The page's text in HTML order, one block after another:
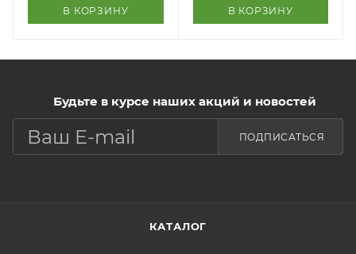
В КОРЗИНУ В КОРЗИНУ
Будьте в курсе наших акций и новостей
ПОДПИСАТЬСЯ
КАТАЛОГ